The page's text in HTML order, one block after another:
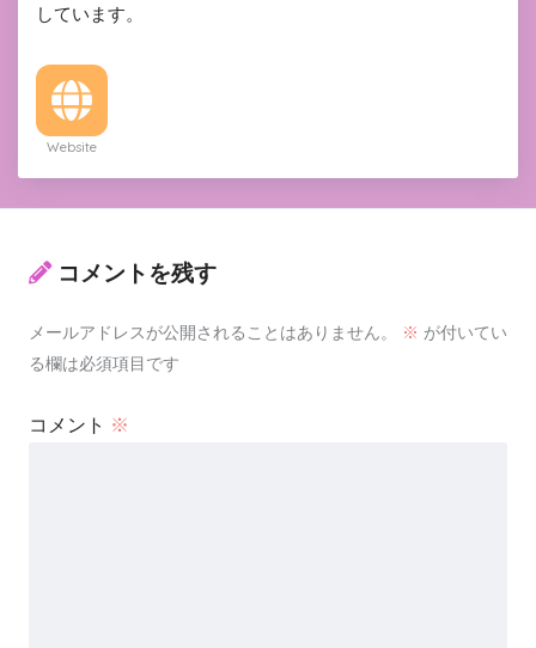
しています。
Website
コメントを残す
メールアドレスが公開されることはありません。 ※ が付いてい
る欄は必須項目です
コメント ※